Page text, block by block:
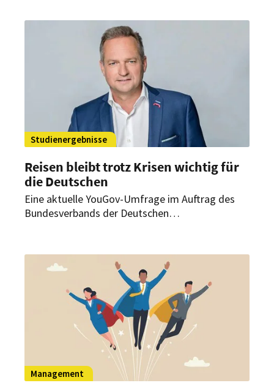
Das geht aus dem Global Travel Confidence
Index 2026 von Allianz Partners hervor.
Studienergebnisse
Reisen bleibt trotz Krisen wichtig für
die Deutschen
Eine aktuelle YouGov-Umfrage im Auftrag des
Bundesverbands der Deutschen
wirtschaftliche Unsicherheit und steigende
Kosten für Zurückhaltung bei Reisebuchungen.
Management